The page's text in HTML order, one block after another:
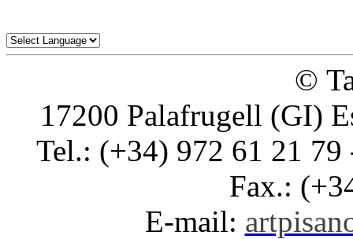
©
17200 Palafrugell (GI)
Tel.: (+34) 972 61 21
Fax.:
E-mail: